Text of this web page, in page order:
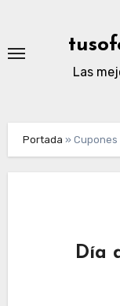
contenido
Las
Portada »Cupones
Día